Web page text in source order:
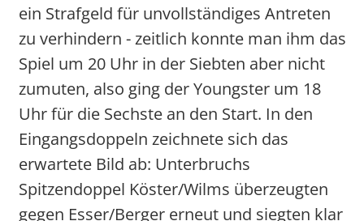
ein Strafgeld für unvollständiges Antreten
zu verhindern - zeitlich konnte man ihm das
Spiel um 20 Uhr in der Siebten aber nicht
zumuten, also ging der Youngster um 18
Uhr für die Sechste an den Start. In den
Eingangsdoppeln zeichnete sich das
erwartete Bild ab: Unterbruchs
Spitzendoppel Köster/Wilms überzeugten
gegen Esser/Berger erneut und siegten klar